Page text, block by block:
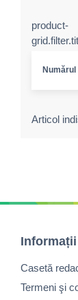
product-
Articol
Informații
Casetă
Termeni şi